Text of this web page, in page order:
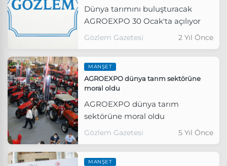
Dünya tarımını buluşturacak
AGROEXPO 30 Ocak'ta açılıyor
Gözlem Gazetesi 2 Yıl Önce
MANŞET
AGROEXPO dünya tarım sektörüne
moral oldu
AGROEXPO dünya tarım
sektörüne moral oldu
Gözlem Gazetesi 5 Yıl Önce
MANŞET